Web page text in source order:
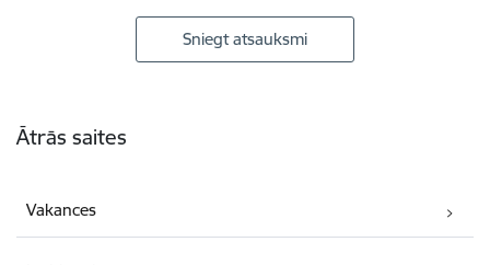
Sniegt atsauksmi
Ātrās saites
Vakances